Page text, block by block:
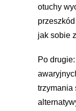
otuchy
jak sobie
Po
trzymania